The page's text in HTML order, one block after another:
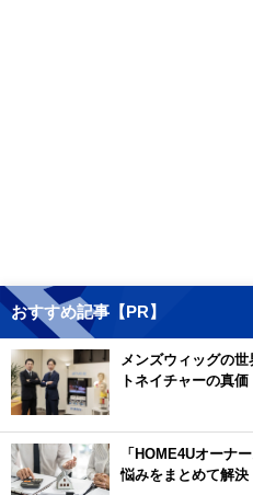
おすすめ記事【PR】
メンズウィッグの
トネイチャーの真価
「HOME4Uオーナ
悩みをまとめて解決